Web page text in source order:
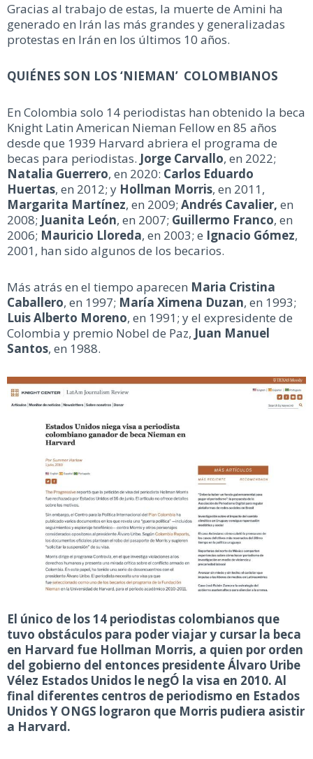
Gracias al trabajo de estas, la muerte de Amini ha
generado en Irán las más grandes y generalizadas
protestas en Irán en los últimos 10 años.
QUIÉNES SON LOS ‘NIEMAN’ COLOMBIANOS
En Colombia solo 14 periodistas han obtenido la beca
Knight Latin American Nieman Fellow en 85 años
desde que 1939 Harvard abriera el programa de
becas para periodistas. Jorge Carvallo, en 2022;
Natalia Guerrero, en 2020: Carlos Eduardo
Huertas, en 2012; y Hollman Morris, en 2011,
Margarita Martínez, en 2009; Andrés Cavalier, en
2008; Juanita León, en 2007; Guillermo Franco, en
2006; Mauricio Lloreda, en 2003; e Ignacio Gómez,
2001, han sido algunos de los becarios.
Más atrás en el tiempo aparecen Maria Cristina
Caballero, en 1997; María Ximena Duzan, en 1993;
Luis Alberto Moreno, en 1991; y el expresidente de
Colombia y premio Nobel de Paz, Juan Manuel
Santos, en 1988.
El único de los 14 periodistas colombianos que
tuvo obstáculos para poder viajar y cursar la beca
en Harvard fue Hollman Morris, a quien por orden
del gobierno del entonces presidente Álvaro Uribe
Vélez Estados Unidos le negÓ la visa en 2010. Al
final diferentes centros de periodismo en Estados
Unidos Y ONGS lograron que Morris pudiera asistir
a Harvard.